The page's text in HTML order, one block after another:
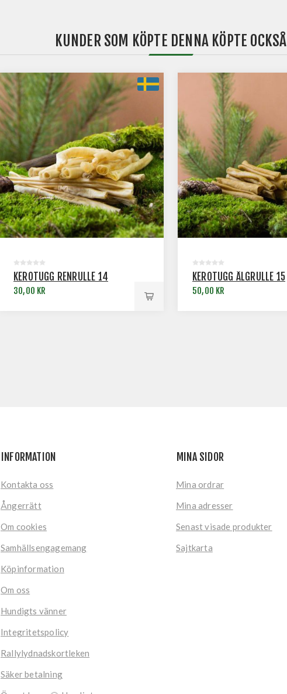
KUNDER SOM KÖPTE DENNA KÖPTE OCKSÅ
KEROTUGG RENRULLE 14
30,00 KR
KEROTUGG ÄLGRULLE 15
50,00 KR
INFORMATION
Kontakta oss
Ångerrätt
Om cookies
Samhällsengagemang
Köpinformation
Om oss
Hundigts vänner
Integritetspolicy
Rallylydnadskortleken
Säker betalning
MINA SIDOR
Mina ordrar
Mina adresser
Senast visade produkter
Sajtkarta